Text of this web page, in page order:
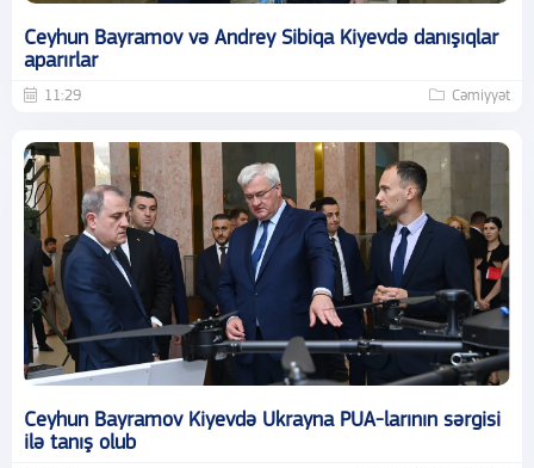
Ceyhun Bayramov və Andrey Sibiqa Kiyevdə danışıqlar
aparırlar
11:29 Cəmiyyət
Ceyhun Bayramov Kiyevdə Ukrayna PUA-larının sərgisi
ilə tanış olub